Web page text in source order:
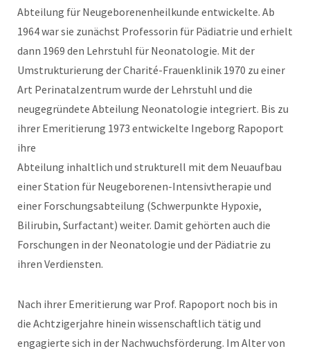
Abteilung für Neugeborenenheilkunde entwickelte. Ab
1964 war sie zunächst Professorin für Pädiatrie und erhielt
dann 1969 den Lehrstuhl für Neonatologie. Mit der
Umstrukturierung der Charité-Frauenklinik 1970 zu einer
Art Perinatalzentrum wurde der Lehrstuhl und die
neugegründete Abteilung Neonatologie integriert. Bis zu
ihrer Emeritierung 1973 entwickelte Ingeborg Rapoport
ihre
Abteilung inhaltlich und strukturell mit dem Neuaufbau
einer Station für Neugeborenen-Intensivtherapie und
einer Forschungsabteilung (Schwerpunkte Hypoxie,
Bilirubin, Surfactant) weiter. Damit gehörten auch die
Forschungen in der Neonatologie und der Pädiatrie zu
ihren Verdiensten.
Nach ihrer Emeritierung war Prof. Rapoport noch bis in
die Achtzigerjahre hinein wissenschaftlich tätig und
engagierte sich in der Nachwuchsförderung. Im Alter von